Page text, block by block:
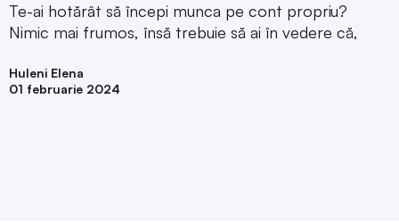
Te-ai hotărât să începi munca pe cont propriu?
Nimic mai frumos, însă trebuie să ai în vedere că,
Huleni Elena
01 februarie 2024